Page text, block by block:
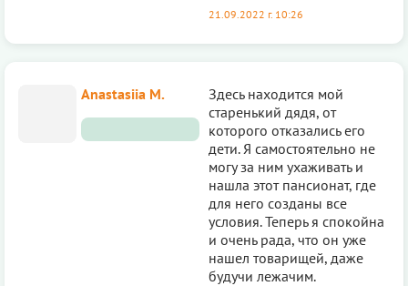
21.09.2022 г. 10:26
Anastasiia M.
Здесь находится мой
старенький дядя, от
которого отказались его
дети. Я самостоятельно не
могу за ним ухаживать и
нашла этот пансионат, где
для него созданы все
условия. Теперь я спокойна
и очень рада, что он уже
нашел товарищей, даже
будучи лежачим.